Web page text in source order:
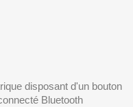
disposant d'un bouton
Bluetooth